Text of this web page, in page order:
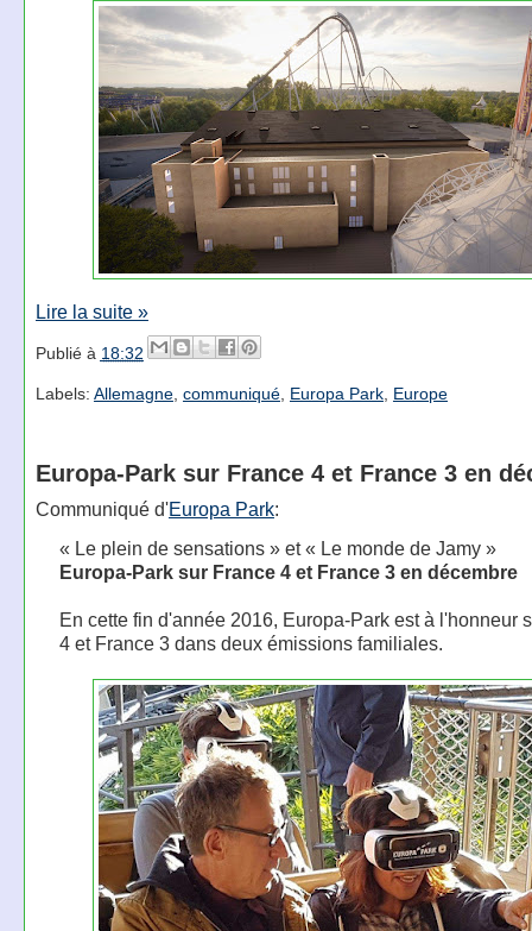
Lire la suite »
Publié à 18:32
Labels: Allemagne, communiqué, Europa Park, Europe
Europa-Park sur France 4 et France 3 en
Communiqué d'Europa Park:
« Le plein de sensations » et « Le monde de Jamy »
Europa-Park sur France 4 et France 3 en décembre
En cette fin d'année 2016, Europa-Park est à l'honneur
4 et France 3 dans deux émissions familiales.